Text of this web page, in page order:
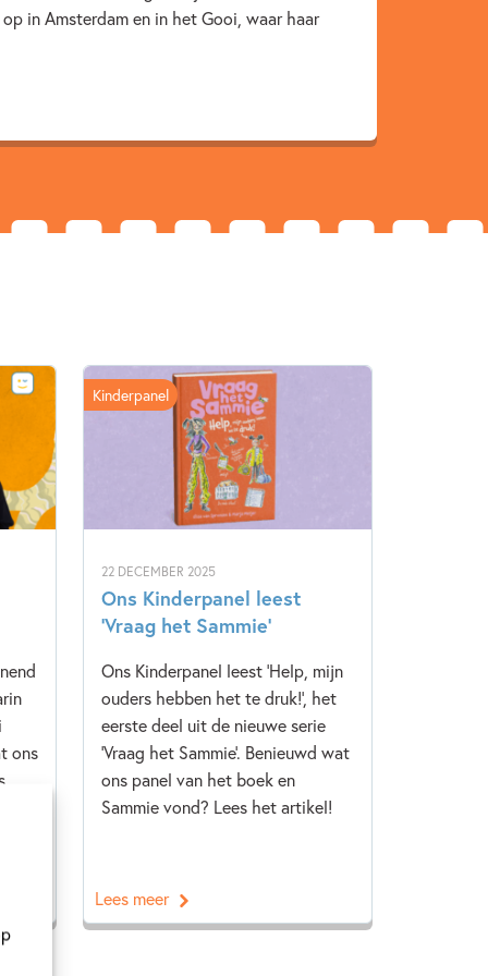
in Amsterdam en in het Gooi, waar haar
ons
22 DECEMBER 2025
Ons Kinderpanel leest
‘Vraag het Sammie’
Ons Kinderpanel leest 'Help, mijn
ouders hebben het te druk!', het
eerste deel uit de nieuwe serie
'Vraag het Sammie'. Benieuwd wat
ons panel van het boek en
Sammie vond? Lees het artikel!
Kinderpanel
Lees meer